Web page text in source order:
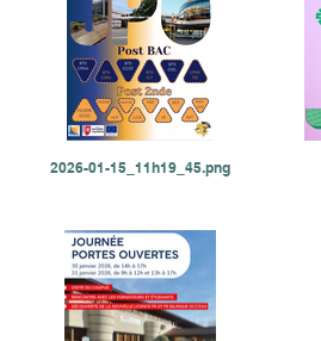
2026-01-15_11h19_45.png